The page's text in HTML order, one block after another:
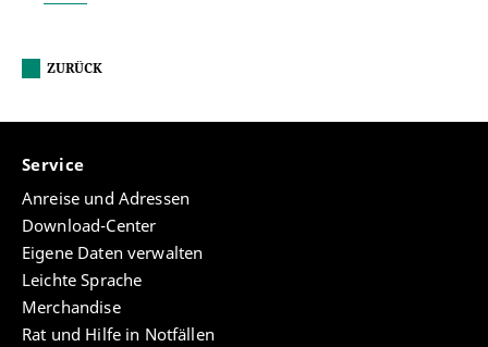
ZURÜCK
Service
Anreise und Adressen
Download-Center
Eigene Daten verwalten
Leichte Sprache
Merchandise
Rat und Hilfe in Notfällen